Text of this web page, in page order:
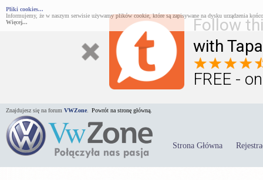
Follow
with
FREE -
Pliki cookies...
Informujemy, że w naszym serwisie używamy plików cookie, które są zapisywane na dysku urządzenia
Więcej...
Znajdujesz się na forum VWZone Powrót na stronę główną.
Strona Główna